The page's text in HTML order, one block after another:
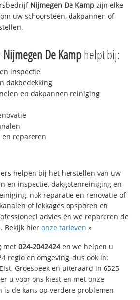
Nijmegen De Kamp zijn elke
uw schoorsteen, dakpannen of
Nijmegen De Kamphelpt bij:
inspectie
dakbedekking
en dakpannen reiniging
en repareren
helpen bij het herstellen van uw
en inspectie, dakgotenreiniging en
nok reparatie en renovatie of
of lekkages opsporen en
advies én we repareren de
Bekijk hieronze tarieven »
met024-2042424en we helpen u
regio en omgeving, dus ook in:
Groesbeek en uiteraard in 6525
u voor ons kiest en met onze
is de kans op verdere problemen